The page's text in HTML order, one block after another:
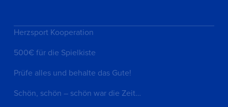
Herzsport Kooperation
500€ für die Spielkiste
Prüfe alles und behalte das Gute!
Schön, schön – schön war die Zeit…